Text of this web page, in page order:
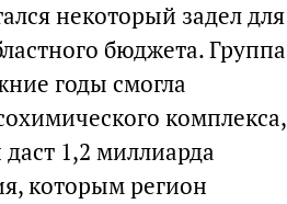
некоторый задел для
бюджета. Группа
годы смогла
комплекса,
1,2 миллиарда
которым регион